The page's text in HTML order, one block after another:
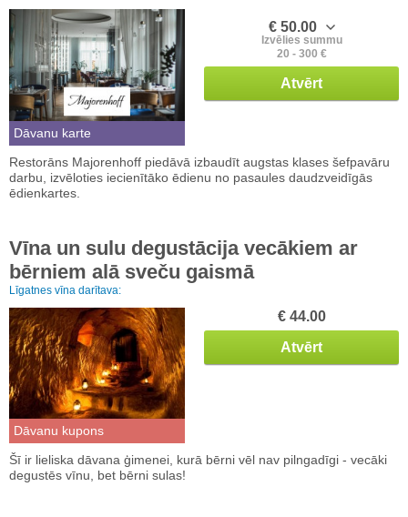
Dāvanu karte
€ 50.00
Izvēlies summu
20 - 300 €
Atvērt
Restorāns Majorenhoff piedāvā izbaudīt augstas klases šefpavāru
darbu, izvēloties iecienītāko ēdienu no pasaules daudzveidīgās
ēdienkartes.
Vīna un sulu degustācija vecākiem ar
bērniem alā sveču gaismā
Līgatnes vīna darītava:
Dāvanu kupons
€ 44.00
Atvērt
Šī ir lieliska dāvana ģimenei, kurā bērni vēl nav pilngadīgi - vecāki
degustēs vīnu, bet bērni sulas!